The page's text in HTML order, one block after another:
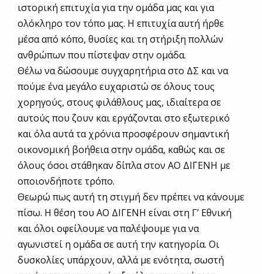
ιστορική επιτυχία για την ομάδα μας και για
ολόκληρο τον τόπο μας. Η επιτυχία αυτή ήρθε
μέσα από κόπο, θυσίες και τη στήριξη πολλών
ανθρώπων που πίστεψαν στην ομάδα.
Θέλω να δώσουμε συγχαρητήρια στο ΔΣ και να
πούμε ένα μεγάλο ευχαριστώ σε όλους τους
χορηγούς, στους φιλάθλους μας, ιδιαίτερα σε
αυτούς που ζουν και εργάζονται στο εξωτερικό
και όλα αυτά τα χρόνια προσφέρουν σημαντική
οικονομική βοήθεια στην ομάδα, καθώς και σε
όλους όσοι στάθηκαν δίπλα στον ΑΟ ΔΙΓΕΝΗ με
οποιονδήποτε τρόπο.
Θεωρώ πως αυτή τη στιγμή δεν πρέπει να κάνουμε
πίσω. Η θέση του ΑΟ ΔΙΓΕΝΗ είναι στη Γ’ Εθνική
και όλοι οφείλουμε να παλέψουμε για να
αγωνιστεί η ομάδα σε αυτή την κατηγορία. Οι
δυσκολίες υπάρχουν, αλλά με ενότητα, σωστή